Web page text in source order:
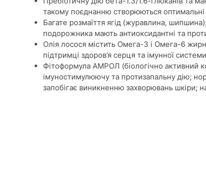
такому поєднанню створюються оптимальні
Багате розмаїття ягід (журавлина,
подорожника мають антиоксидантні та
Олія лосося містить Омега-3 і Омега-6
підтримці здоров’я серця та імунної
Фітоформула АМРОЛ (біологічно активний
імуностимулюючу та протизапальну дію;
запобігає виникненню захворювань шкіри;